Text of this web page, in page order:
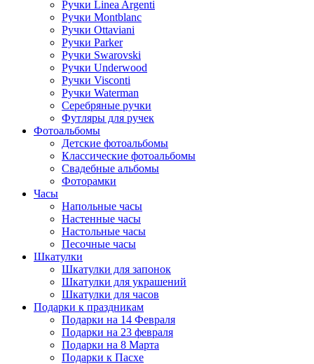
Ручки Linea Argenti
Ручки Montblanc
Ручки Ottaviani
Ручки Parker
Ручки Swarovski
Ручки Underwood
Ручки Visconti
Ручки Waterman
Серебряные ручки
Футляры для ручек
Фотоальбомы
Детские фотоальбомы
Классические фотоальбомы
Свадебные альбомы
Фоторамки
Часы
Напольные часы
Настенные часы
Настольные часы
Песочные часы
Шкатулки
Шкатулки для запонок
Шкатулки для украшений
Шкатулки для часов
Подарки к праздникам
Подарки на 14 Февраля
Подарки на 23 февраля
Подарки на 8 Марта
Подарки к Пасхе